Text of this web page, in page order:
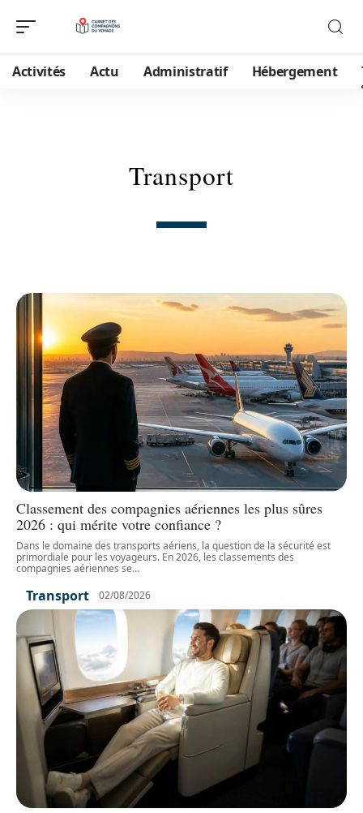
Activités Actu Administratif Hébergement
Transport
Classement des compagnies aériennes les plus sûres
2026 : qui mérite votre confiance ?
Dans le domaine des transports aériens, la question de la sécurité est
primordiale pour les voyageurs. En 2026, les classements des
compagnies aériennes se…
Transport 02/08/2026